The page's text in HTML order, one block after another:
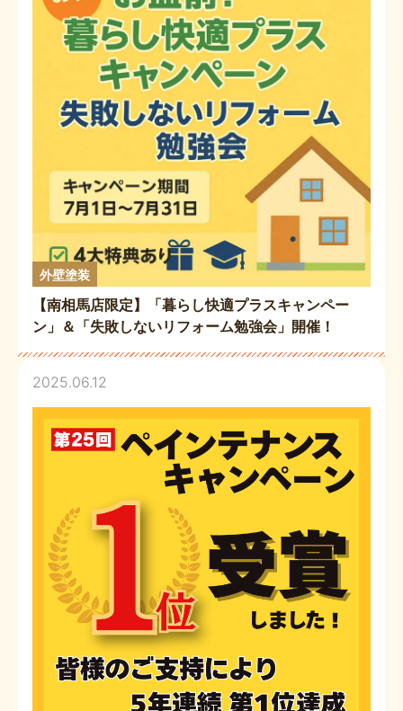
外壁塗装
【南相馬店限定】「暮らし快適プラスキャンペー
ン」＆「失敗しないリフォーム勉強会」開催！
2025.06.12